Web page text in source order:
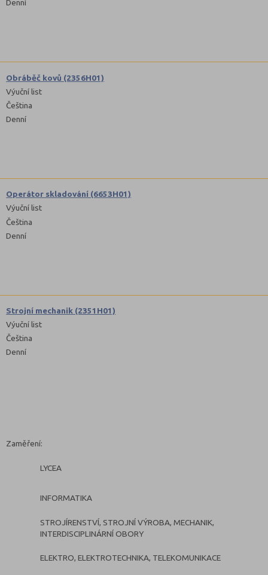
Denní
Obráběč kovů (2356H01)
Výuční list
Čeština
Denní
Operátor skladování (6653H01)
Výuční list
Čeština
Denní
Strojní mechanik (2351H01)
Výuční list
Čeština
Denní
Zaměření:
LYCEA
INFORMATIKA
STROJÍRENSTVÍ, STROJNÍ VÝROBA, MECHANIK,
INTERDISCIPLINÁRNÍ OBORY
ELEKTRO, ELEKTROTECHNIKA, TELEKOMUNIKACE